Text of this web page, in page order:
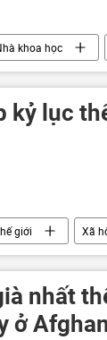
khoa học
kỷ lục
giới Xã
nhất
ở